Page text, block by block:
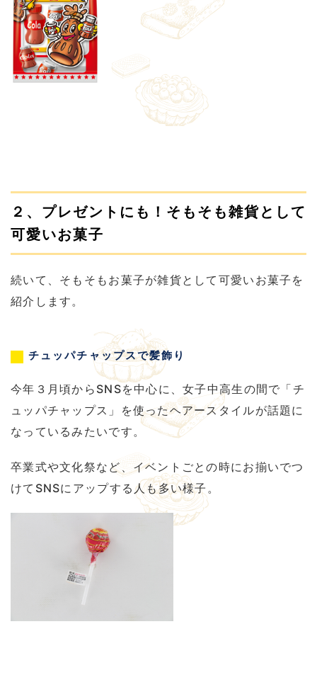
２、プレゼントにも！そもそも雑貨として
可愛いお菓子
続いて、そもそもお菓子が雑貨として可愛いお菓子を
紹介します。
チュッパチャップスで髪飾り
今年３月頃からSNSを中心に、女子中高生の間で「チ
ュッパチャップス」を使ったヘアースタイルが話題に
なっているみたいです。
卒業式や文化祭など、イベントごとの時にお揃いでつ
けてSNSにアップする人も多い様子。